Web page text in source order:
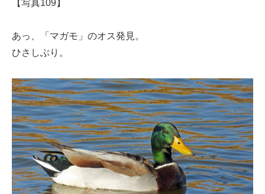
【写真109】
あっ、「マガモ」のオス発見。
ひさしぶり。